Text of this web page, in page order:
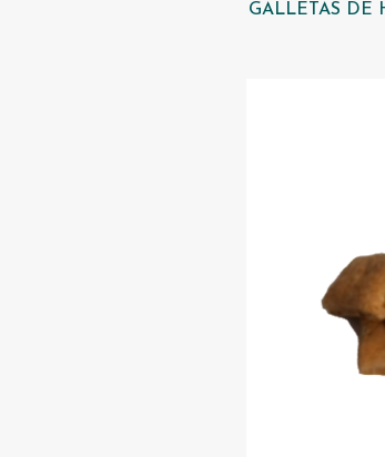
GALLETAS DE